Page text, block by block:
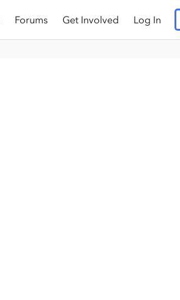
Forums Get Involved Log In